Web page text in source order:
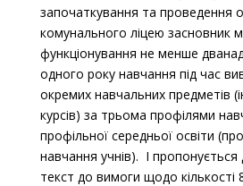
започаткування та проведення
комунального ліцею засновник
функціонування не менше
одного року навчання під час
окремих навчальних предметів
курсів) за трьома профілями
профільної середньої освіти
навчання учнів). І
текст до вимоги щодо кількості 8